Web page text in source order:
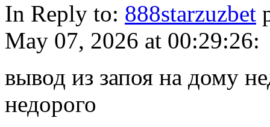
In Reply to: 888starzuzbet
May 07, 2026 at 00:29:26:
вывод из запоя на дому
недорого